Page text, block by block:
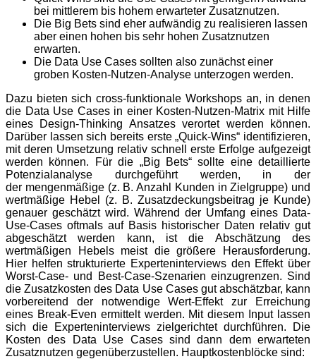
bei mittlerem bis hohem erwarteter Zusatznutzen.
Die Big Bets sind eher aufwändig zu realisieren lassen
aber einen hohen bis sehr hohen Zusatznutzen
erwarten.
Die Data Use Cases sollten also zunächst einer
groben Kosten-Nutzen-Analyse unterzogen werden.
Dazu bieten sich cross-funktionale Workshops an, in denen
die Data Use Cases in einer Kosten-Nutzen-Matrix mit Hilfe
eines Design-Thinking Ansatzes verortet werden können.
Darüber lassen sich bereits erste „Quick-Wins“ identifizieren,
mit deren Umsetzung relativ schnell erste Erfolge aufgezeigt
werden können. Für die „Big Bets“ sollte eine detaillierte
Potenzialanalyse durchgeführt werden, in der
der mengenmäßige (z. B. Anzahl Kunden in Zielgruppe) und
wertmäßige Hebel (z. B. Zusatzdeckungsbeitrag je Kunde)
genauer geschätzt wird. Während der Umfang eines Data-
Use-Cases oftmals auf Basis historischer Daten relativ gut
abgeschätzt werden kann, ist die Abschätzung des
wertmäßigen Hebels meist die größere Herausforderung.
Hier helfen strukturierte Experteninterviews den Effekt über
Worst-Case- und Best-Case-Szenarien einzugrenzen. Sind
die Zusatzkosten des Data Use Cases gut abschätzbar, kann
vorbereitend der notwendige Wert-Effekt zur Erreichung
eines Break-Even ermittelt werden. Mit diesem Input lassen
sich die Experteninterviews zielgerichtet durchführen. Die
Kosten des Data Use Cases sind dann dem erwarteten
Zusatznutzen gegenüberzustellen. Hauptkostenblöcke sind: